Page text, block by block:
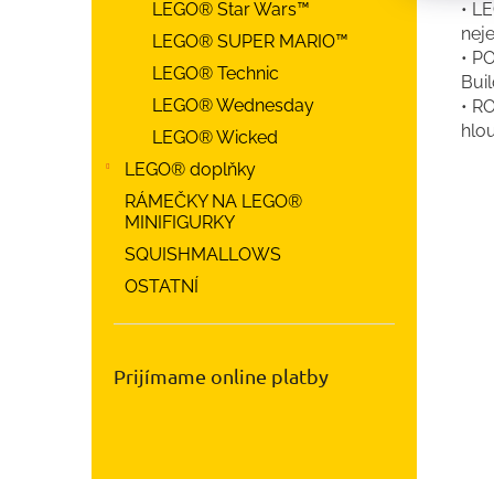
LEGO® Star Wars™
LEGO® SUPER MARIO™
LEGO® Technic
LEGO® Wednesday
LEGO® Wicked
LEGO® doplňky
RÁMEČKY NA LEGO®
MINIFIGURKY
SQUISHMALLOWS
OSTATNÍ
Prijímame online platby
•
•
•